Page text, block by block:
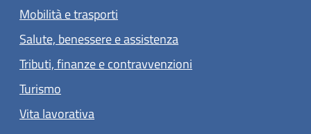
Mobilità e trasporti
Salute, benessere e assistenza
Tributi, finanze e contravvenzioni
Turismo
Vita lavorativa